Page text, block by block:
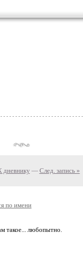
дневнику — След. запись »
по имени
такое... любопытно.